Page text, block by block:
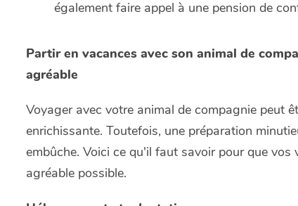
également faire appel à une pension de
Partir en vacances avec son animal de
agréable
Voyager avec votre animal de compagnie peut
enrichissante. Toutefois, une préparation
embûche. Voici ce qu'il faut savoir pour que
agréable possible.